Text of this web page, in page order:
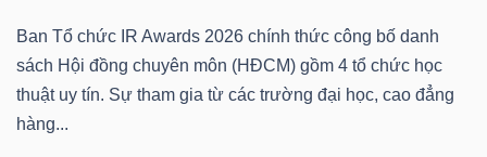
Ban Tổ chức IR Awards 2026 chính thức công bố danh
sách Hội đồng chuyên môn (HĐCM) gồm 4 tổ chức học
thuật uy tín. Sự tham gia từ các trường đại học, cao đẳng
hàng...